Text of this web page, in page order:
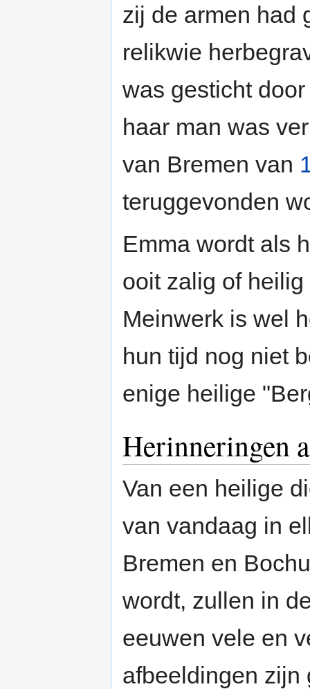
zij de armen had
relikwie
was gesticht
haar man was
van Bremen van
teruggevonden
Emma wordt als
ooit zalig of
Meinwerk is wel
hun tijd nog niet
enige heilige
Herinneringen
Van een heilige
van vandaag in
Bremen en
wordt, zullen in
eeuwen vele en
afbeeldingen zijn